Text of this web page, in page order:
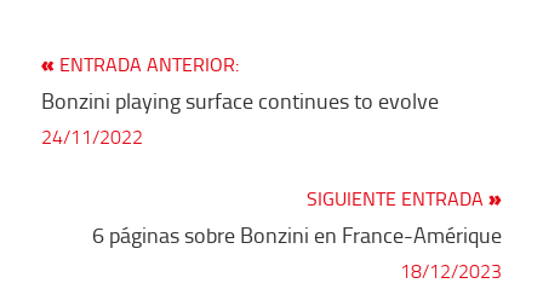
NAVEGACIÓN DE
ENTRADAS
Entrada
anterior:
ENTRADA ANTERIOR:
Bonzini playing surface continues to evolve
24/11/2022
SIGUIENTE ENTRADA
6 páginas sobre Bonzini en France-Amérique
18/12/2023